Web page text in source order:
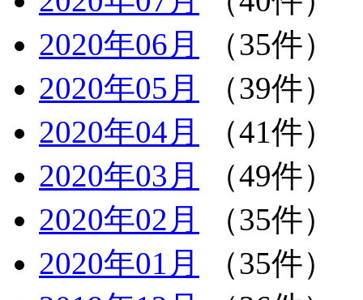
2020年06月
（35件）
2020年05月
（39件）
2020年04月
（41件）
2020年03月
（49件）
2020年02月
（35件）
2020年01月
（35件）